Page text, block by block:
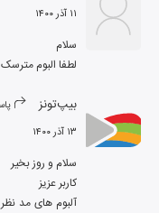
۱۱ آذر ۱۴۰۰
لطفا البوم
بیپ‌تونز
۱۳ آذر ۱۴۰۰
سلام و روز بخیر
کاربر عزیز